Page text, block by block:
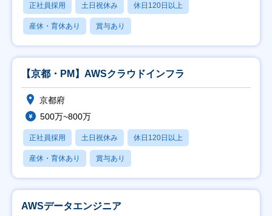
正社員採用 土日祝休み 休日120日以上
産休・育休あり 賞与あり
【京都・PM】AWSクラウドインフラ
京都府
500万~800万
正社員採用 土日祝休み 休日120日以上
産休・育休あり 賞与あり
AWSデータエンジニア